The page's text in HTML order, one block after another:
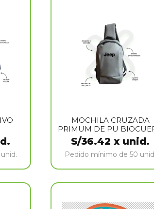
MOCHILA CRUZADA
PRIMUM DE PU
S/36.42 x unid.
Pedido mínimo de 50